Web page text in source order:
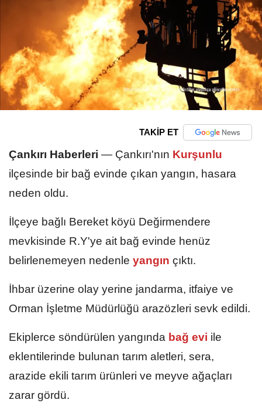
TAKİP ET
Çankırı Haberleri — Çankırı'nın Kurşunlu
ilçesinde bir bağ evinde çıkan yangın, hasara
neden oldu.
İlçeye bağlı Bereket köyü Değirmendere
mevkisinde R.Y'ye ait bağ evinde henüz
belirlenemeyen nedenle yangın çıktı.
İhbar üzerine olay yerine jandarma, itfaiye ve
Orman İşletme Müdürlüğü arazözleri sevk edildi.
Ekiplerce söndürülen yangında bağ evi ile
eklentilerinde bulunan tarım aletleri, sera,
arazide ekili tarım ürünleri ve meyve ağaçları
zarar gördü.